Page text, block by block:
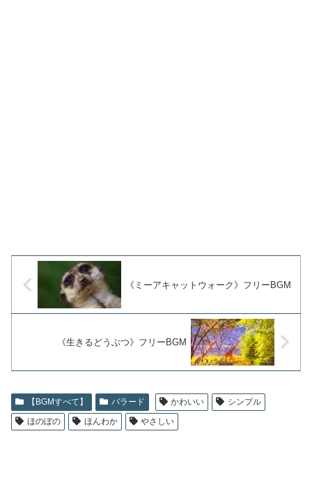
《ミーアキャットウォーク》フリーBGM
《生きるどうぶつ》フリーBGM
【BGMすべて】 バラード かわいい
シンプル
ほのぼの
ほんわか やさしい